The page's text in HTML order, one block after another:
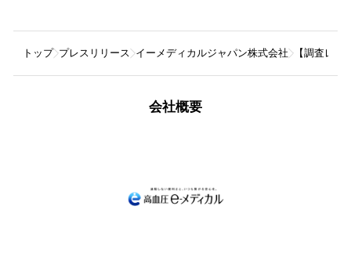
トップ プレスリリース イーメディカルジャパン株式会社 【調査レ
会社概要